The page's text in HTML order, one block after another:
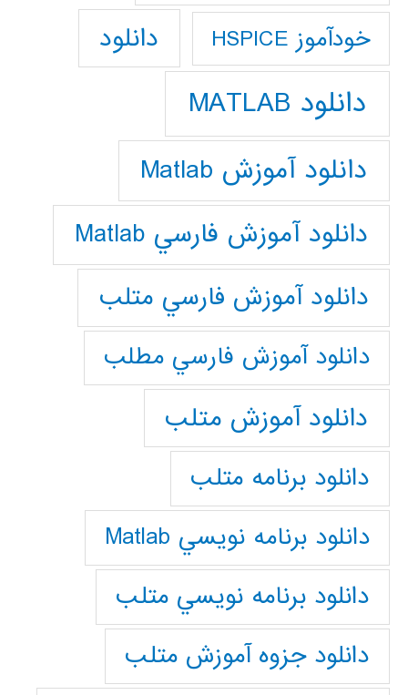
خودآموز HSPICE دانلود
دانلود MATLAB
دانلود آموزش Matlab
دانلود آموزش فارسي Matlab
دانلود آموزش فارسي متلب
دانلود آموزش فارسي مطلب
دانلود آموزش متلب
دانلود برنامه متلب
دانلود برنامه نويسي Matlab
دانلود برنامه نويسي متلب
دانلود جزوه آموزش متلب